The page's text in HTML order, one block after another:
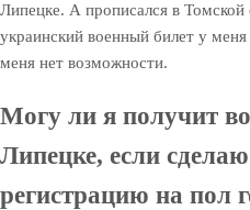
Липецке. А прописался в
украинский военный билет у
меня нет возможности.
Могу ли я получит
Липецке, если
регистрацию на пол